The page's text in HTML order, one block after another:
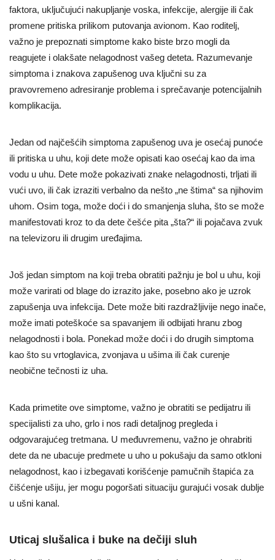
faktora, uključujući nakupljanje voska, infekcije, alergije ili čak
promene pritiska prilikom putovanja avionom. Kao roditelj,
važno je prepoznati simptome kako biste brzo mogli da
reagujete i olakšate nelagodnost vašeg deteta. Razumevanje
simptoma i znakova zapušenog uva ključni su za
pravovremeno adresiranje problema i sprečavanje potencijalnih
komplikacija.
Jedan od najčešćih simptoma zapušenog uva je osećaj punoće
ili pritiska u uhu, koji dete može opisati kao osećaj kao da ima
vodu u uhu. Dete može pokazivati znake nelagodnosti, trljati ili
vući uvo, ili čak izraziti verbalno da nešto „ne štima“ sa njihovim
uhom. Osim toga, može doći i do smanjenja sluha, što se može
manifestovati kroz to da dete češće pita „šta?“ ili pojačava zvuk
na televizoru ili drugim uređajima.
Još jedan simptom na koji treba obratiti pažnju je bol u uhu, koji
može varirati od blage do izrazito jake, posebno ako je uzrok
zapušenja uva infekcija. Dete može biti razdražljivije nego inače,
može imati poteškoće sa spavanjem ili odbijati hranu zbog
nelagodnosti i bola. Ponekad može doći i do drugih simptoma
kao što su vrtoglavica, zvonjava u ušima ili čak curenje
neobične tečnosti iz uha.
Kada primetite ove simptome, važno je obratiti se pedijatru ili
specijalisti za uho, grlo i nos radi detaljnog pregleda i
odgovarajućeg tretmana. U međuvremenu, važno je ohrabriti
dete da ne ubacuje predmete u uho u pokušaju da samo otkloni
nelagodnost, kao i izbegavati korišćenje pamučnih štapića za
čišćenje ušiju, jer mogu pogoršati situaciju gurajući vosak dublje
u ušni kanal.
Uticaj slušalica i buke na dečiji sluh